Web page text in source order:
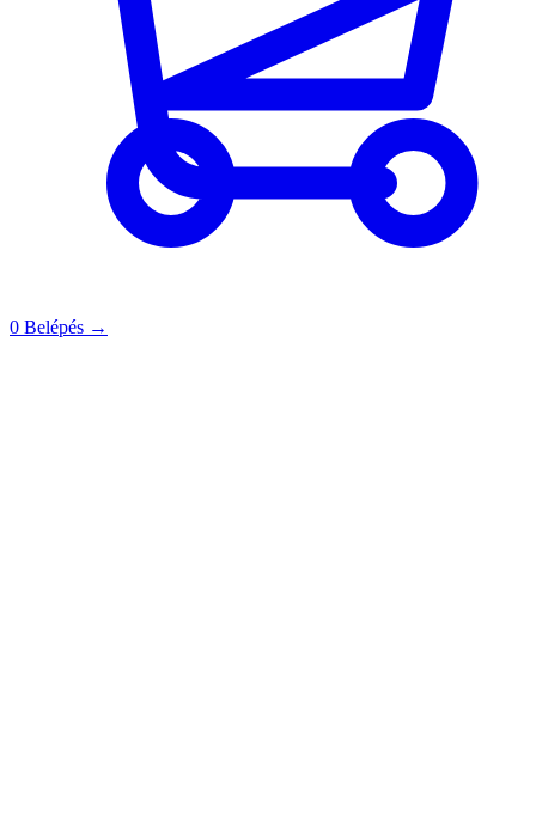
0 Belépés →